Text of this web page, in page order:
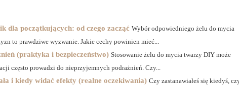
dla początkujących: od czego zacząć Wybór odpowiedniego żelu do mycia
to prawdziwe wyzwanie. Jakie cechy powinien mieć...
(praktyka i bezpieczeństwo) Stosowanie żelu do mycia twarzy DIY może
często prowadzi do nieprzyjemnych podrażnień. Czy...
i kiedy widać efekty (realne oczekiwania) Czy zastanawiałeś się kiedyś,